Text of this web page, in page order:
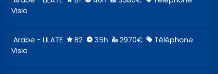
Visio
Arabe - LILATE B2 35h 2970€
Téléphone
Visio